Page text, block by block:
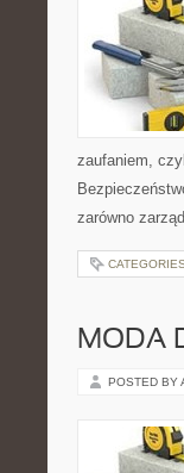
zaufaniem,
zarówno
MODA
POSTED BY